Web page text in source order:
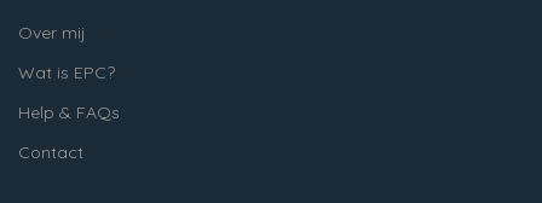
Over mij
Wat is EPC?
Help & FAQs
Contact